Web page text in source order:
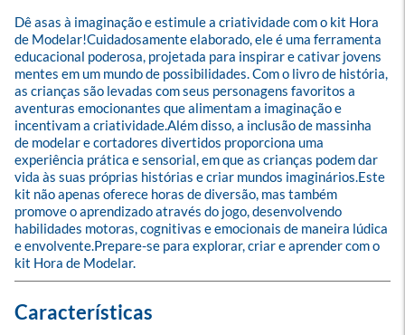
Dê asas à imaginação e estimule a criatividade com o kit Hora
de Modelar!Cuidadosamente elaborado, ele é uma ferramenta
educacional poderosa, projetada para inspirar e cativar jovens
mentes em um mundo de possibilidades. Com o livro de história,
as crianças são levadas com seus personagens favoritos a
aventuras emocionantes que alimentam a imaginação e
incentivam a criatividade.Além disso, a inclusão de massinha
de modelar e cortadores divertidos proporciona uma
experiência prática e sensorial, em que as crianças podem dar
vida às suas próprias histórias e criar mundos imaginários.Este
kit não apenas oferece horas de diversão, mas também
promove o aprendizado através do jogo, desenvolvendo
habilidades motoras, cognitivas e emocionais de maneira lúdica
e envolvente.Prepare-se para explorar, criar e aprender com o
kit Hora de Modelar.